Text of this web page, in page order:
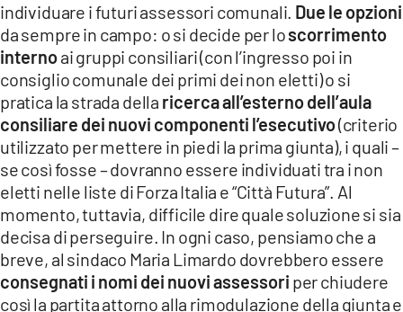
individuare i futuri assessori comunali. Due le opzioni
da sempre in campo: o si decide per loscorrimento
internoai gruppi consiliari (con l’ingresso poi in
consiglio comunale dei primi dei non eletti) o si
pratica la strada della ricerca all’esterno dell’aula
consiliare dei nuovi componenti l’esecutivo(criterio
utilizzato per mettere in piedi la prima giunta), i quali –
se così fosse – dovranno essere individuati tra i non
eletti nelle liste di Forza Italia e “Città Futura”. Al
momento, tuttavia, difficile dire quale soluzione si sia
decisa di perseguire. In ogni caso, pensiamo che a
breve, al sindaco Maria Limardo dovrebbero essere
consegnati i nomi dei nuovi assessori per chiudere
così la partita attorno alla rimodulazione della giunta e